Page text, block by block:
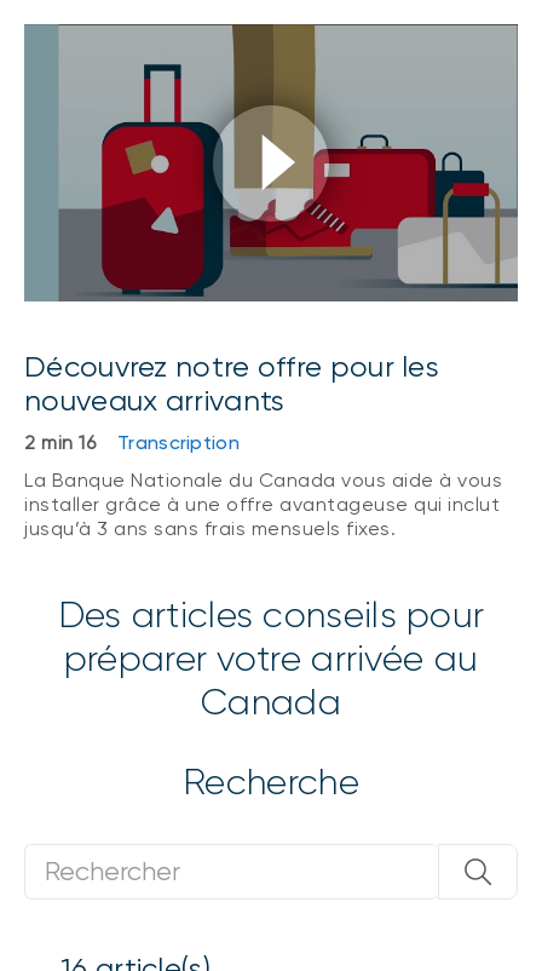
Découvrez notre offre pour les
nouveaux arrivants
2 min 16
Transcription
La Banque Nationale du Canada vous aide à vous
installer grâce à une offre avantageuse qui inclut
jusqu’à 3 ans sans frais mensuels fixes.
Des articles conseils pour
préparer votre arrivée au
Canada
Recherche